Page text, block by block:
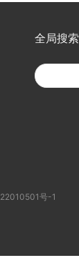
全局搜索
号-1